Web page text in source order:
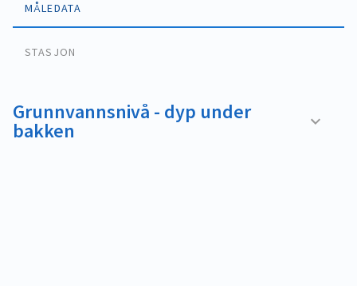
MÅLEDATA
STASJON
Grunnvannsnivå - dyp under
bakken